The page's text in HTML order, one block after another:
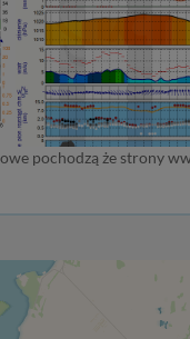
pochodzą że strony